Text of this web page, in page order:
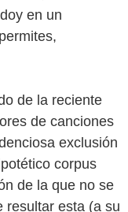
en un
de la reciente
de canciones
exclusión
corpus
de la que no se
resultar esta (a su